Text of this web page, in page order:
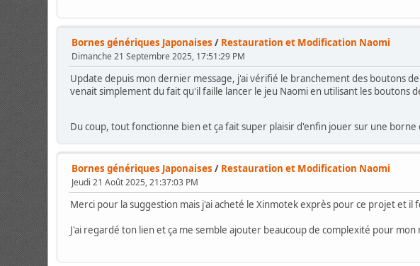
Bornes génériques Japonaises / Restauration et Modification Naomi
Dimanche 21 Septembre 2025, 17:51:29 PM
Update depuis mon dernier message, j'ai vérifié le branchement des boutons
venait simplement du fait qu'il faille lancer le jeu Naomi en utilisant les boutons
Du coup, tout fonctionne bien et ça fait super plaisir d'enfin jouer sur une
Bornes génériques Japonaises / Restauration et Modification Naomi
Jeudi 21 Août 2025, 21:37:03 PM
Merci pour la suggestion mais j'ai acheté le Xinmotek exprès pour ce projet et
J'ai regardé ton lien et ça me semble ajouter beaucoup de complexité pour mon